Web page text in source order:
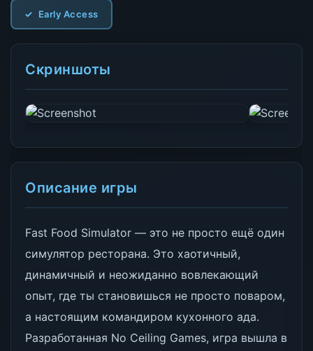
Early Access
Скриншоты
Описание игры
Fast Food Simulator — это не просто ещё один
симулятор ресторана. Это хаотичный,
динамичный и неожиданно вовлекающий
опыт, где ты становишься не просто поваром,
а настоящим командиром кухонного ада.
Разработанная No Ceiling Games, игра вышла в